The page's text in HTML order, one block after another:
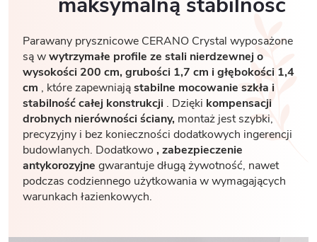
Parawany prysznicowe CERANO Crystal wyposażone
są wwytrzymałe profile ze stali nierdzewnej o
wysokości 200 cm, grubości 1,7 cm i głębokości 1,4
cm , które zapewniająstabilne mocowanie szkła i
stabilność całej konstrukcji . Dzięki kompensacji
drobnych nierówności ściany, montaż jest szybki,
precyzyjny i bez konieczności dodatkowych ingerencji
budowlanych. Dodatkowo , zabezpieczenie
antykorozyjne gwarantuje długą żywotność, nawet
podczas codziennego użytkowania w wymagających
warunkach łazienkowych.